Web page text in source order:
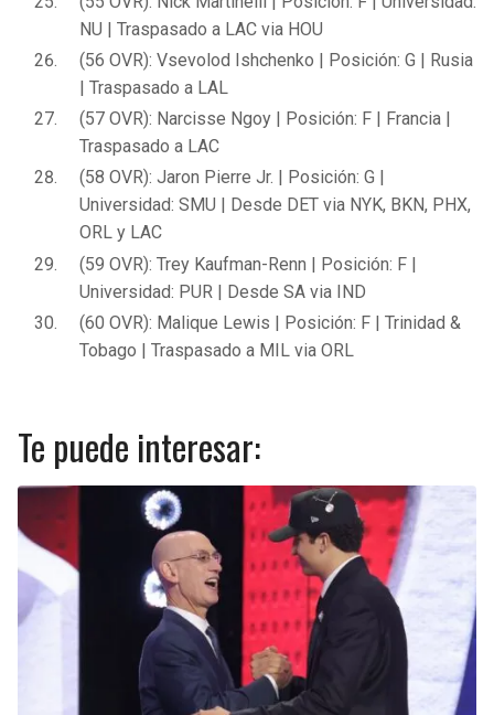
NU | Traspasado a LAC via HOU
(56 OVR): Vsevolod Ishchenko | Posición: G | Rusia
| Traspasado a LAL
(57 OVR): Narcisse Ngoy | Posición: F | Francia |
Traspasado a LAC
(58 OVR): Jaron Pierre Jr. | Posición: G |
Universidad: SMU | Desde DET via NYK, BKN, PHX,
ORL y LAC
(59 OVR): Trey Kaufman-Renn | Posición: F |
Universidad: PUR | Desde SA via IND
(60 OVR): Malique Lewis | Posición: F | Trinidad &
Tobago | Traspasado a MIL via ORL
Te puede interesar: